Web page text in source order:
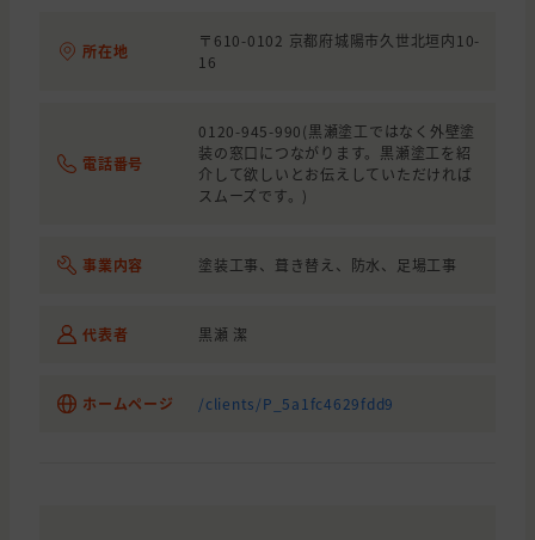
所在地
〒610-0102 京都府城陽市久世北垣内10-
16
電話番号
0120-945-990(黒瀬塗工ではなく外壁塗
装の窓口につながります。黒瀬塗工を紹
介して欲しいとお伝えしていただければ
スムーズです。)
事業内容 塗装工事、葺き替え、防水、足場工事
代表者 黒瀬 潔
ホームページ /clients/P_5a1fc4629fdd9